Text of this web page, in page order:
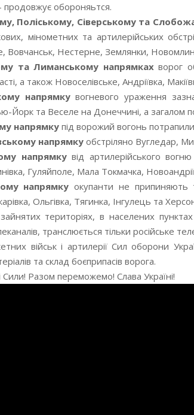
продовжує обороняьтся.
Поліському, Сіверському та
мінометних та артилерійських
Нестерне, Землянки,
та Лиманському напрямкахворог
а також Новоселівське, Андріївка,
напрямкувогневого ураження
Йорк та Веселе на Донеччині, а загалом
напрямкупід ворожий вогонь
напрямку обстріляно Вугледар,
напрямкувід артилерійського
Гуляйполе, Мала Токмачка,
напрямку окупанти не припиняють
Ольгівка, Тягинка, Інгулець та
територіях, в населених пунктах
транслюється тільки російське
військ і артилерії Сил оборони
та склад боєприпасів ворога.
Сили! Разом переможемо! Слава Україні!